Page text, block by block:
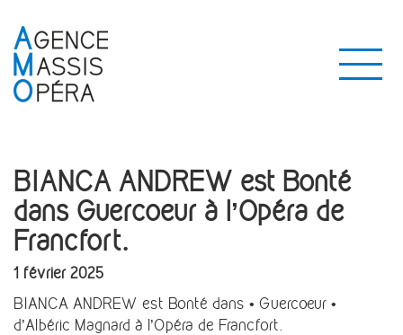
BIANCA ANDREW est Bonté
dans Guercoeur à l’Opéra de
Francfort.
1 février 2025
BIANCA ANDREW est Bonté dans • Guercoeur •
d’Albéric Magnard à l’Opéra de Francfort.